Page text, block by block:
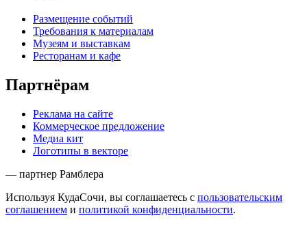
Размещение событий
Требования к материалам
Музеям и выставкам
Ресторанам и кафе
Партнёрам
Реклама на сайте
Коммерческое предложение
Медиа кит
Логотипы в векторе
— партнер Рамблера
Используя КудаСочи, вы соглашаетесь с пользовательским
соглашением и политикой конфиденциальности.